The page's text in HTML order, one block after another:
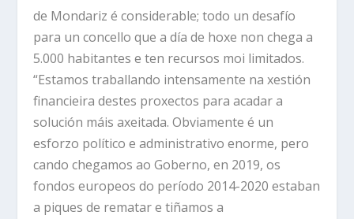
de Mondariz é considerable; todo un desafío
para un concello que a día de hoxe non chega a
5.000 habitantes e ten recursos moi limitados.
“Estamos traballando intensamente na xestión
financieira destes proxectos para acadar a
solución máis axeitada. Obviamente é un
esforzo político e administrativo enorme, pero
cando chegamos ao Goberno, en 2019, os
fondos europeos do período 2014-2020 estaban
a piques de rematar e tiñamos a